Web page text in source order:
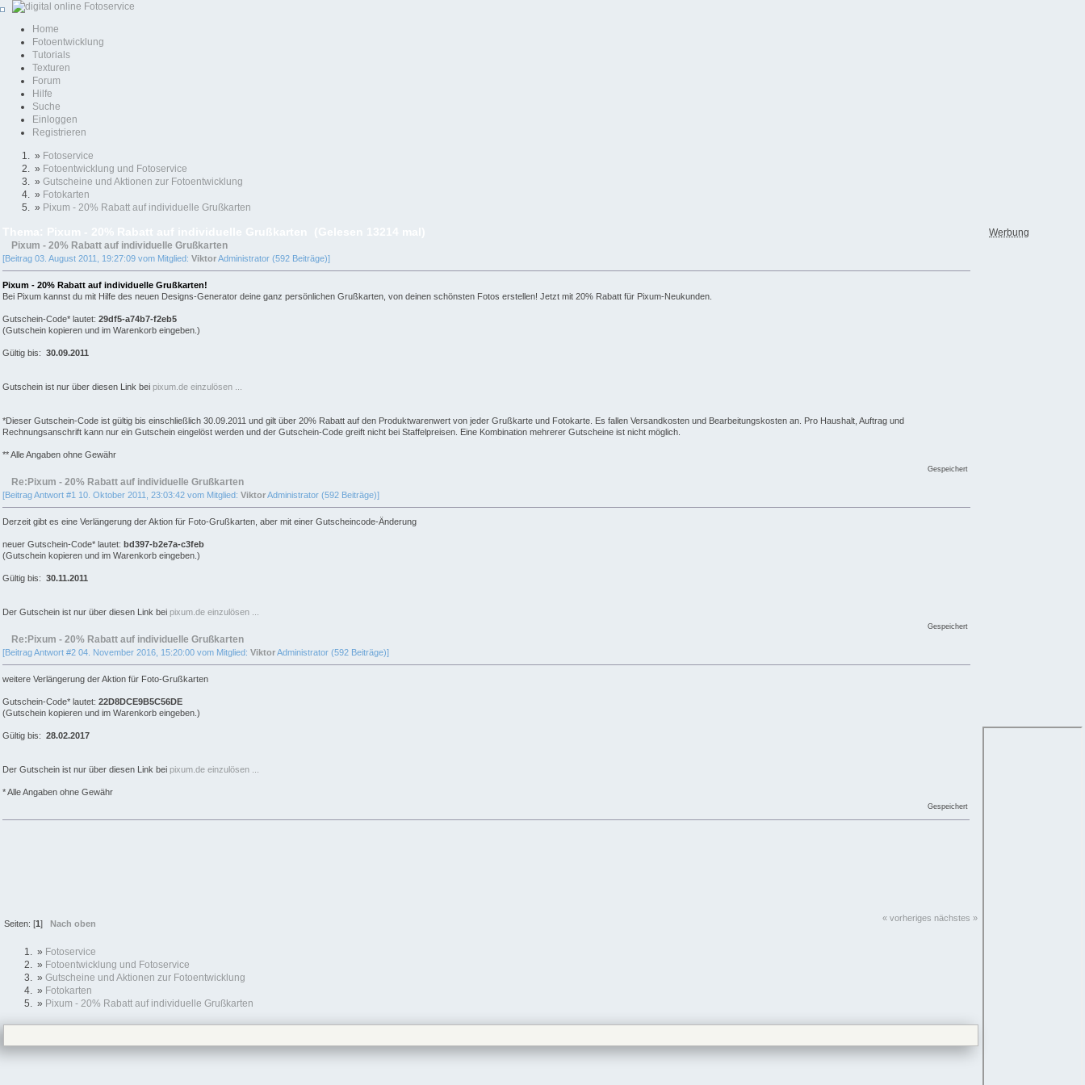
Home
Fotoentwicklung
Tutorials
Texturen
Forum
Hilfe
Suche
Einloggen
Registrieren
» Fotoservice
» Fotoentwicklung und Fotoservice
» Gutscheine und Aktionen zur Fotoentwicklung
» Fotokarten
» Pixum - 20% Rabatt auf individuelle Grußkarten
Pixum - 20% Rabatt auf individuelle Grußkarten
[Beitrag 03. August 2011, 19:27:09 vom Mitglied: ViktorAdministrator (592 Beiträge)]
Pixum - 20% Rabatt auf individuelle Grußkarten!
Bei Pixum kannst du mit Hilfe des neuen Designs-Generator deine ganz persönlichen Grußkarten, von deinen schönsten Fotos erstellen! Jetzt mit 20% Rabatt für Pixum-Neukunden.
Gutschein-Code* lautet: 29df5-a74b7-f2eb5
(Gutschein kopieren und im Warenkorb eingeben.)
Gültig bis: 30.09.2011
Gutschein ist nur über diesen Link bei pixum.de einzulösen ...
*Dieser Gutschein-Code ist gültig bis einschließlich 30.09.2011 und gilt über 20% Rabatt auf den Produktwarenwert von jeder Grußkarte und Fotokarte. Es fallen Versandkosten und Bearbeitungskosten an. Pro Haushalt, Auftrag und
Rechnungsanschrift kann nur ein Gutschein eingelöst werden und der Gutschein-Code greift nicht bei Staffelpreisen. Eine Kombination mehrerer Gutscheine ist nicht möglich.
** Alle Angaben ohne Gewähr
Gespeichert
Re:Pixum - 20% Rabatt auf individuelle Grußkarten
[Beitrag Antwort #1 10. Oktober 2011, 23:03:42 vom Mitglied: ViktorAdministrator (592 Beiträge)]
Derzeit gibt es eine Verlängerung der Aktion für Foto-Grußkarten, aber mit einer Gutscheincode-Änderung
neuer Gutschein-Code* lautet: bd397-b2e7a-c3feb
(Gutschein kopieren und im Warenkorb eingeben.)
Gültig bis: 30.11.2011
Der Gutschein ist nur über diesen Link bei pixum.de einzulösen ...
Gespeichert
Re:Pixum - 20% Rabatt auf individuelle Grußkarten
[Beitrag Antwort #2 04. November 2016, 15:20:00 vom Mitglied: ViktorAdministrator (592 Beiträge)]
weitere Verlängerung der Aktion für Foto-Grußkarten
Gutschein-Code* lautet: 22D8DCE9B5C56DE
(Gutschein kopieren und im Warenkorb eingeben.)
Gültig bis: 28.02.2017
Der Gutschein ist nur über diesen Link bei pixum.de einzulösen ...
* Alle Angaben ohne Gewähr
Gespeichert
Seiten: [1]Nach oben
« vorheriges nächstes »
» Fotoservice
» Fotoentwicklung und Fotoservice
» Gutscheine und Aktionen zur Fotoentwicklung
» Fotokarten
» Pixum - 20% Rabatt auf individuelle Grußkarten
Werbung